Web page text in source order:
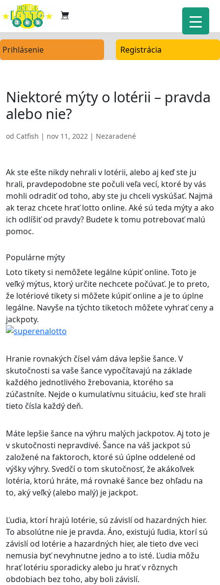
Prihlásenie Registrácia
Niektoré mýty o lotérii – pravda
alebo nie?
od Catfish | nov 11, 2022 | Nezaradené
Ak ste ešte nikdy nehrali v lotérii, alebo aj keď ste ju
hrali, pravdepodobne ste počuli veľa vecí, ktoré by vás
mohli odradiť od toho, aby ste ju chceli vyskúšať. Najmä
ak teraz chcete hrať lotto online. Aké sú teda mýty a ako
ich odlíšiť od pravdy? Budete k tomu potrebovať malú
pomoc.
Populárne mýty
Loto tikety si nemôžete legálne kúpiť online. Toto je
veľký mýtus, ktorý určite nechcete počúvať. Je to preto,
že lotériové tikety si môžete kúpiť online a je to úplne
legálne. Navyše na týchto tiketoch môžete vyhrať ceny a
jackpoty.
Hranie rovnakých čísel vám dáva lepšie šance. V
skutočnosti sa vaše šance vypočítavajú na základe
každého jednotlivého žrebovania, ktorého sa
zúčastníte. Nejde o kumulatívnu situáciu, keď ste hrali
tieto čísla každý deň.
Máte lepšie šance na výhru malých jackpotov. Aj toto je
v skutočnosti nepravdivé. Šance na váš jackpot sú
založené na faktoroch, ktoré sú úplne oddelené od
výšky výhry. Svedčí o tom skutočnosť, že akákoľvek
lotéria, ktorú hráte, má rovnaké šance bez ohľadu na
to, aký veľký (alebo malý) je jackpot.
Ľudia, ktorí hrajú lotérie, sú závislí od hazardných hier.
To absolútne nie je pravda. Áno, existujú ľudia, ktorí sú
závislí od lotérie a hazardných hier, ale tieto dve veci
nemusia byť nevyhnutne jedno a to isté. Ľudia môžu
hrať lotériu sporadicky alebo ju hrať v rôznych
obdobiach bez toho, aby boli závislí.